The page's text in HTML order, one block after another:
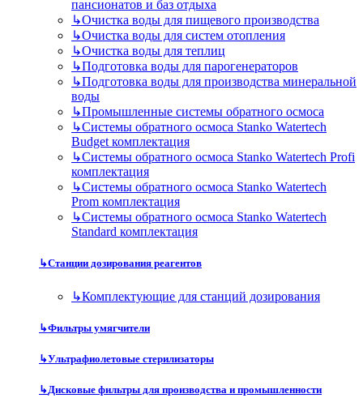
пансионатов и баз отдыха
↳Очистка воды для пищевого производства
↳Очистка воды для систем отопления
↳Очистка воды для теплиц
↳Подготовка воды для парогенераторов
↳Подготовка воды для производства минеральной
воды
↳Промышленные системы обратного осмоса
↳Системы обратного осмоса Stanko Watertech
Budget комплектация
↳Системы обратного осмоса Stanko Watertech Profi
комплектация
↳Системы обратного осмоса Stanko Watertech
Prom комплектация
↳Системы обратного осмоса Stanko Watertech
Standard комплектация
↳Станции дозирования реагентов
↳Комплектующие для станций дозирования
↳Фильтры умягчители
↳Ультрафиолетовые стерилизаторы
↳Дисковые фильтры для производства и промышленности